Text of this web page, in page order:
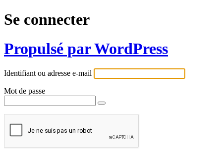
Se connecter
Propulsé par WordPress
Identifiant ou adresse e-mail
Mot de passe